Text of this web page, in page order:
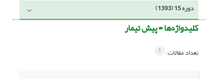
دوره 15 (1393)
کلیدواژه‌ها =پیش تیمار
تعداد مقالات: 1